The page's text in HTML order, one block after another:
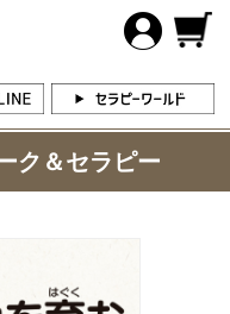
ク＆セラピー